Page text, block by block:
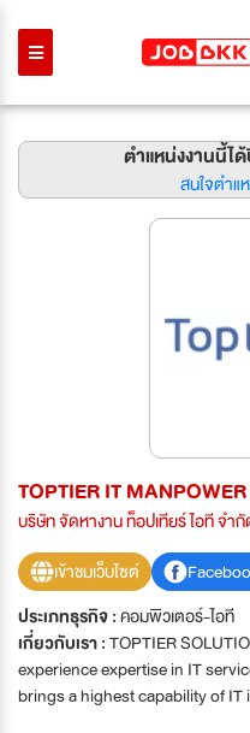
ตำแหน่งงานนี้ไ
สนใจตำแ
TOPTIER IT
บริษัท จัดหางาน ท็อปเทียร์ ไอที จำ
เข้าชมเว็บไซต์
ประเภทธุรกิจ :คอมพิวเตอร์-ไอที
เกี่ยวกับเรา :TOPTIER
experience expertise in IT
brings a highest capability of